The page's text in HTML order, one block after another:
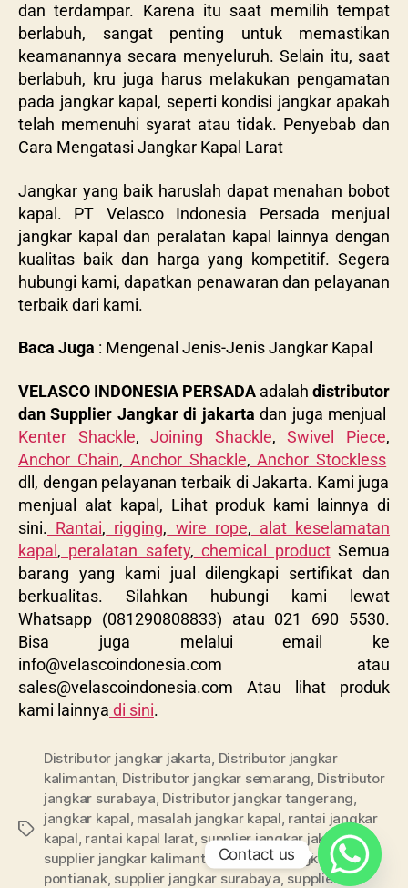
dan terdampar. Karena itu saat memilih tempat
berlabuh, sangat penting untuk memastikan
keamanannya secara menyeluruh. Selain itu, saat
berlabuh, kru juga harus melakukan pengamatan
pada jangkar kapal, seperti kondisi jangkar apakah
telah memenuhi syarat atau tidak. Penyebab dan
Cara Mengatasi Jangkar Kapal Larat
Jangkar yang baik haruslah dapat menahan bobot
kapal. PT Velasco Indonesia Persada menjual
jangkar kapal dan peralatan kapal lainnya dengan
kualitas baik dan harga yang kompetitif. Segera
hubungi kami, dapatkan penawaran dan pelayanan
terbaik dari kami.
Baca Juga : Mengenal Jenis-Jenis Jangkar Kapal
VELASCO INDONESIA PERSADA adalah distributor
dan Supplier Jangkar di jakarta dan juga menjual
Kenter Shackle, Joining Shackle, Swivel Piece,
Anchor Chain, Anchor Shackle, Anchor Stockless
dll, dengan pelayanan terbaik di Jakarta. Kami juga
menjual alat kapal, Lihat produk kami lainnya di
sini. Rantai, rigging, wire rope, alat keselamatan
kapal, peralatan safety, chemical productSemua
barang yang kami jual dilengkapi sertifikat dan
berkualitas. Silahkan hubungi kami lewat
Whatsapp (081290808833) atau 021 690 5530.
Bisa juga melalui email ke
info@velascoindonesia.com atau
sales@velascoindonesia.com Atau lihat produk
kami lainnya di sini.
Distributor jangkar jakarta Distributor jangkar
kalimantan Distributor jangkar semarang Distributor
jangkar surabaya Distributor jangkar tangerang
jangkar kapal masalah jangkar kapal rantai jangkar
kapal rantai kapal larat, supplier jangkar jakarta,
supplier jangkar kalimantan,supplier jangkar
pontianak, supplier jangkar surabaya supplier
Contact us